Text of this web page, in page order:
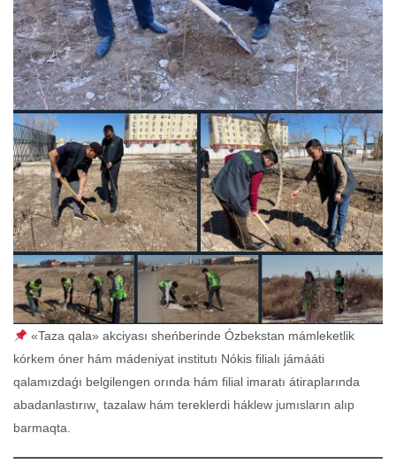
«Taza qala» akciyası sheńberinde Ózbekstan mámleketlik
kórkem óner hám mádeniyat institutı Nókis filialı jámááti
qalamızdaǵı belgilengen orında hám filial imaratı átiraplarında
abadanlastırıw¸ tazalaw hám tereklerdi háklew jumısların alıp
barmaqta.